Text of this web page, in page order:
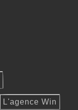
L'agence Win